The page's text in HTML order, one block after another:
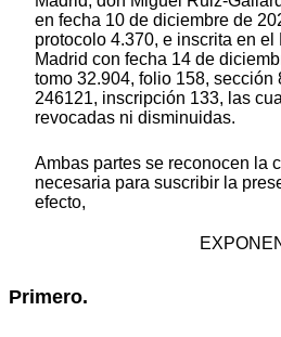
en fecha 10 de diciembre de
protocolo 4.370, e inscrita en
Madrid con fecha 14 de
tomo 32.904, folio 158, sección
246121, inscripción 133, las
revocadas ni disminuidas.
Ambas partes se reconocen la
necesaria para suscribir la
efecto,
Primero.